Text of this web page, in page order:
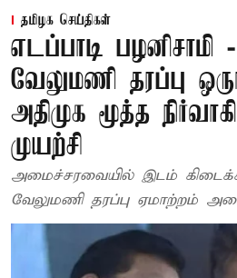
தமிழக செய்திகள்
எடப்பாடி பழனிசாமி
வேலுமணி தரப்பு
அதிமுக மூத்த
முயற்சி
அமைச்சரவையில் இடம்
வேலுமணி தரப்பு ஏமாற்றம்